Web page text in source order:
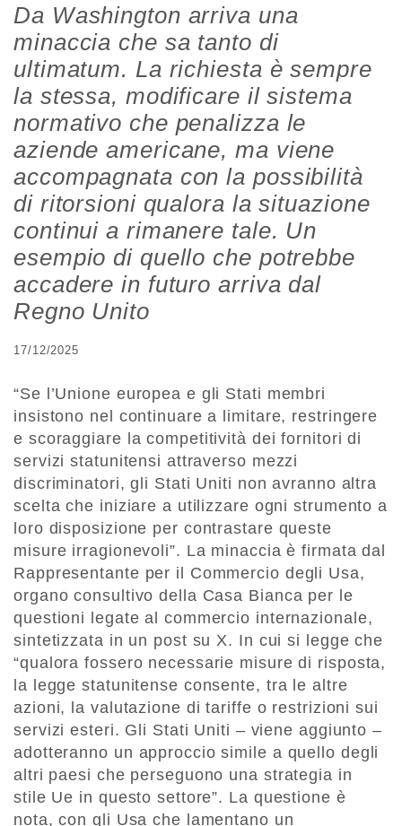
Da Washington arriva una
minaccia che sa tanto di
ultimatum. La richiesta è sempre
la stessa, modificare il sistema
normativo che penalizza le
aziende americane, ma viene
accompagnata con la possibilità
di ritorsioni qualora la situazione
continui a rimanere tale. Un
esempio di quello che potrebbe
accadere in futuro arriva dal
Regno Unito
17/12/2025
“Se l’Unione europea e gli Stati membri
insistono nel continuare a limitare, restringere
e scoraggiare la competitività dei fornitori di
servizi statunitensi attraverso mezzi
discriminatori, gli Stati Uniti non avranno altra
scelta che iniziare a utilizzare ogni strumento a
loro disposizione per contrastare queste
misure irragionevoli”. La minaccia è firmata dal
Rappresentante per il Commercio degli Usa,
organo consultivo della Casa Bianca per le
questioni legate al commercio internazionale,
sintetizzata in un post su X. In cui si legge che
“qualora fossero necessarie misure di risposta,
la legge statunitense consente, tra le altre
azioni, la valutazione di tariffe o restrizioni sui
servizi esteri. Gli Stati Uniti – viene aggiunto –
adotteranno un approccio simile a quello degli
altri paesi che perseguono una strategia in
stile Ue in questo settore”. La questione è
nota, con gli Usa che lamentano un